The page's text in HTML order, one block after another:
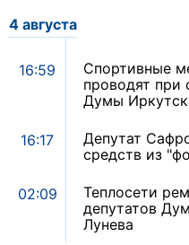
4 августа
16:59
Спортивные
проводят при
Думы
16:17
Депутат
средств из
02:09
Теплосети
депутатов
Лунева